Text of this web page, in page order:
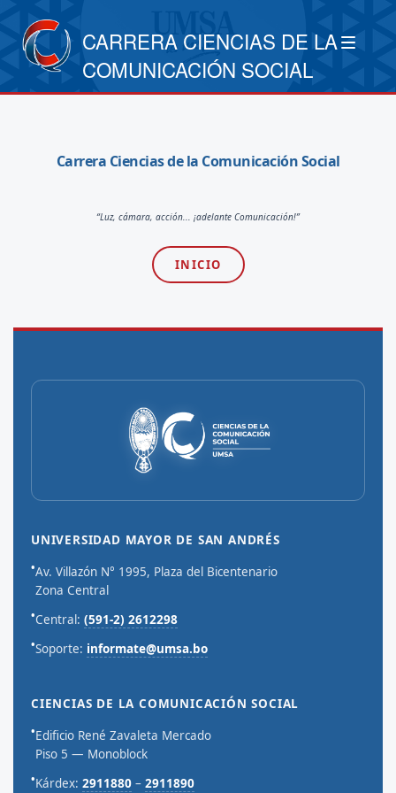
CARRERA CIENCIAS DE LA
COMUNICACIÓN SOCIAL
Carrera Ciencias de la Comunicación Social
“Luz, cámara, acción... ¡adelante Comunicación!”
INICIO
UNIVERSIDAD MAYOR DE SAN ANDRÉS
•Av. Villazón N° 1995, Plaza del Bicentenario
Zona Central
•Central: (591-2) 2612298
•Soporte: informate@umsa.bo
CIENCIAS DE LA COMUNICACIÓN SOCIAL
•Edificio René Zavaleta Mercado
Piso 5 — Monoblock
•Kárdex: 2911880 – 2911890